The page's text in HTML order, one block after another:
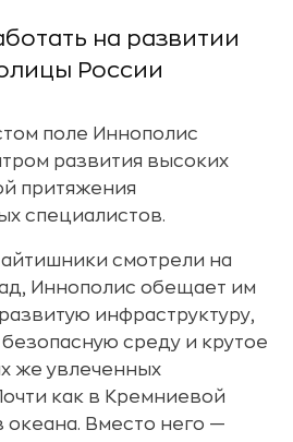
на развитии
России
поле Иннополис
развития высоких
притяжения
специалистов.
смотрели на
Иннополис обещает им
инфраструктуру,
среду и крутое
же увлеченных
как в Кремниевой
океана. Вместо него —